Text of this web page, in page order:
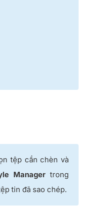
tệp cần chèn và
Managertrong
tin đã sao chép.